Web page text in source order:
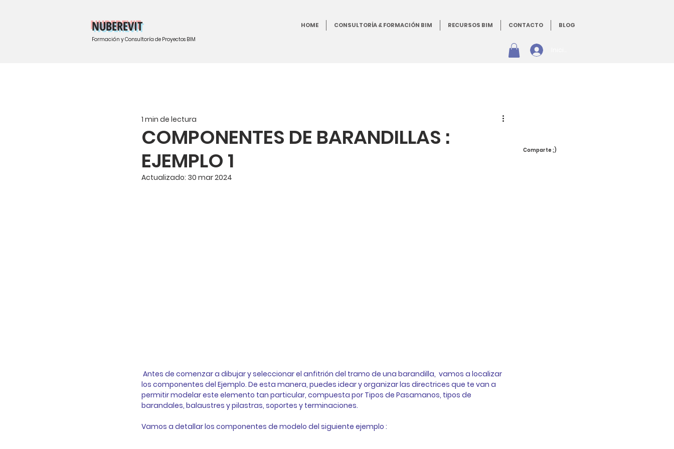
HOME CONSULTORÍA & FORMACIÓN BIM RECURSOS BIM CONTACTO BLOG
NUBEREVIT
Formación y Consultoría de Proyectos BIM
COMPONENTES DE BARANDILLAS :
EJEMPLO 1
1 min de lectura
Actualizado: 30 mar 2024
Antes de comenzar a dibujar y seleccionar el anfitrión del tramo de una barandilla,  vamos a localizar
los componentes del Ejemplo. De esta manera, puedes idear y organizar las directrices que te van a
permitir modelar este elemento tan particular, compuesta por Tipos de Pasamanos, tipos de
barandales, balaustres y pilastras, soportes y terminaciones.
Vamos a detallar los componentes de modelo del siguiente ejemplo :
Comparte ;)